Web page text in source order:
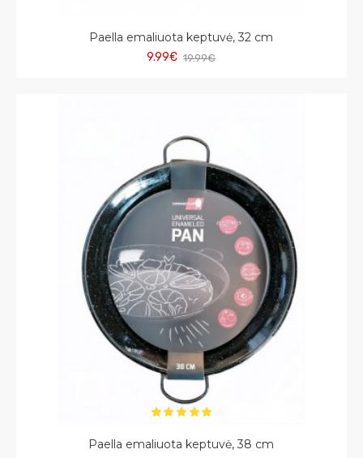
Paella emaliuota keptuvė, 32 cm
9.99€ 19.99€
Paella emaliuota keptuvė, 38 cm